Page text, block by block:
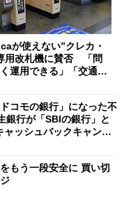
が使えない”クレカ・
用改札機に賛否 「問
運用できる」「交通系I
コモの銀行」になった不
行が「SBIの銀行」と
ャッシュバックキャンペ
もう一段安全に 買い切